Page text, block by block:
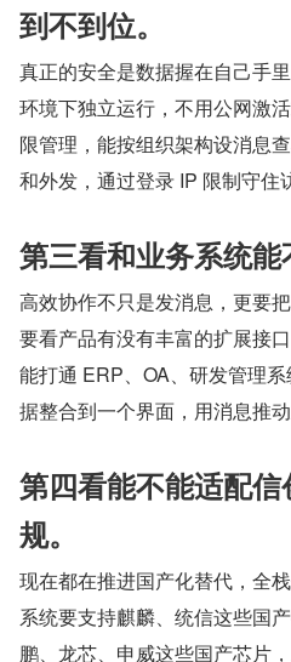
到不到位。
真正的安全是数据握在自己手
环境下独立运行，不用公网激
限管理，能按组织架构设消息
和外发，通过登录 IP 限制守住
第三看和业务系统能
高效协作不只是发消息，更要
要看产品有没有丰富的扩展接
能打通 ERP、OA、研发管理
据整合到一个界面，用消息推动
第四看能不能适配
规。
现在都在推进国产化替代，全
系统要支持麒麟、统信这些国
鹏、龙芯、申威这些国产芯片